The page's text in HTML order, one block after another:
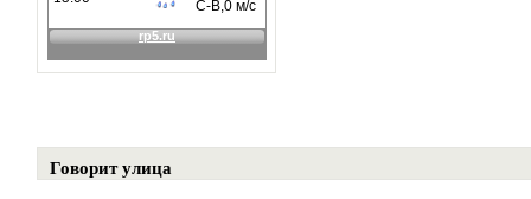
Говорит улица